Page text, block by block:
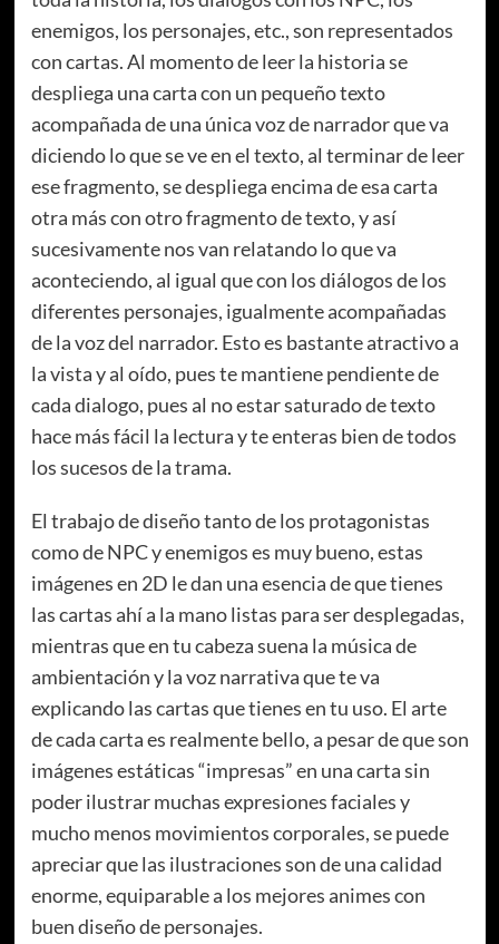
enemigos, los personajes, etc., son representados
con cartas. Al momento de leer la historia se
despliega una carta con un pequeño texto
acompañada de una única voz de narrador que va
diciendo lo que se ve en el texto, al terminar de leer
ese fragmento, se despliega encima de esa carta
otra más con otro fragmento de texto, y así
sucesivamente nos van relatando lo que va
aconteciendo, al igual que con los diálogos de los
diferentes personajes, igualmente acompañadas
de la voz del narrador. Esto es bastante atractivo a
la vista y al oído, pues te mantiene pendiente de
cada dialogo, pues al no estar saturado de texto
hace más fácil la lectura y te enteras bien de todos
los sucesos de la trama.
El trabajo de diseño tanto de los protagonistas
como de NPC y enemigos es muy bueno, estas
imágenes en 2D le dan una esencia de que tienes
las cartas ahí a la mano listas para ser desplegadas,
mientras que en tu cabeza suena la música de
ambientación y la voz narrativa que te va
explicando las cartas que tienes en tu uso. El arte
de cada carta es realmente bello, a pesar de que son
imágenes estáticas “impresas” en una carta sin
poder ilustrar muchas expresiones faciales y
mucho menos movimientos corporales, se puede
apreciar que las ilustraciones son de una calidad
enorme, equiparable a los mejores animes con
buen diseño de personajes.